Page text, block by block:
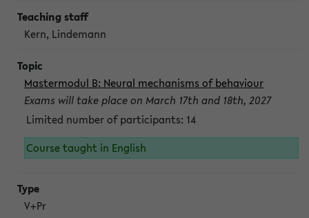
Kern, Lindemann
Mastermodul B: Neural mechanisms of behaviour
Exams will take place on March 17th and 18th, 2027
Limited number of participants: 14
Course taught in English
V+Pr